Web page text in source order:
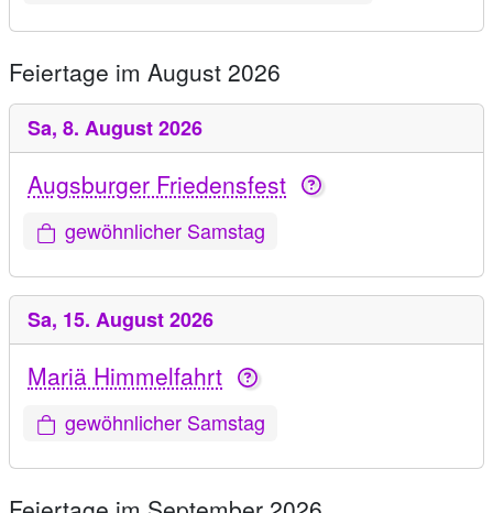
Feiertage im August 2026
Sa, 8. August 2026
Augsburger Friedensfest
gewöhnlicher Samstag
Sa, 15. August 2026
Mariä Himmelfahrt
gewöhnlicher Samstag